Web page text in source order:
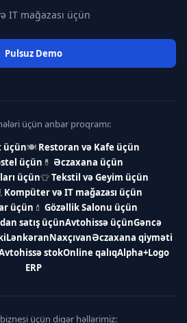
IT mağazası üçün
Pulsuz Demo
üçün anbar proqramı:
üçün🍽 Restoran və Kafe üçün
üçün 💊 Əczaxana üçün
üçün👕Tekstil və Geyim üçün
Kompüter və IT mağazası üçün
üçün 💄 Gözəllik Salonu üçün
satış üçünAvtohissə üçünGəncə
LənkəranNaxçıvanƏczaxana qiyməti
stokOnline qalıqAlpha+Logo
ERP
üçün digər həllərimiz: